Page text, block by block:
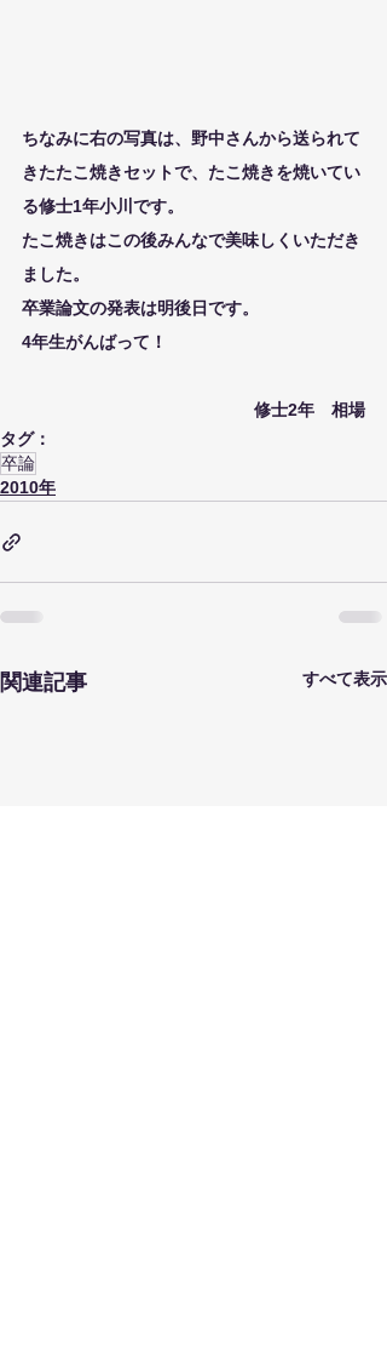
ちなみに右の写真は、野中さんから送られて
きたたこ焼きセットで、たこ焼きを焼いてい
る修士1年小川です。
たこ焼きはこの後みんなで美味しくいただき
ました。
卒業論文の発表は明後日です。
4年生がんばって！
修士2年　相場
タグ：
卒論
2010年
関連記事 すべて表示